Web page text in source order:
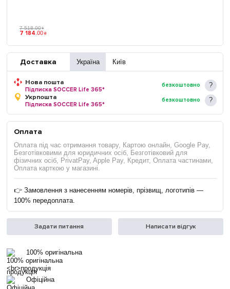
7 518.00 ₴
7 184 00 ₴
Доставка Україна Київ
Нова пошта
Підписка SOCCER Life 365*
безкоштовно
Укрпошта
Підписка SOCCER Life 365*
безкоштовно
Оплата
Оплата під час отримання товару, Картою онлайн, Google Pay,
Безготівковими для юридичних осіб, Безготівковий для
фізичних осіб, PrivatPay, Apple Pay, Кредит, Оплата частинами,
Оплата карткою у магазині.
👉 Замовлення з нанесенням номерів, прізвищ, логотипів —
100% передоплата.
Задати питання Написати відгук
100% оригінальна
продукція
Офіційна